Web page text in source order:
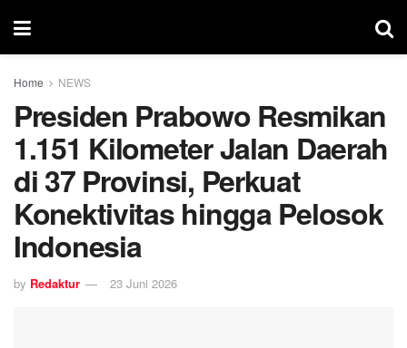
Home NEWS
Presiden Prabowo Resmikan
1.151 Kilometer Jalan Daerah
di 37 Provinsi, Perkuat
Konektivitas hingga Pelosok
Indonesia
by Redaktur 23 Juni 2026